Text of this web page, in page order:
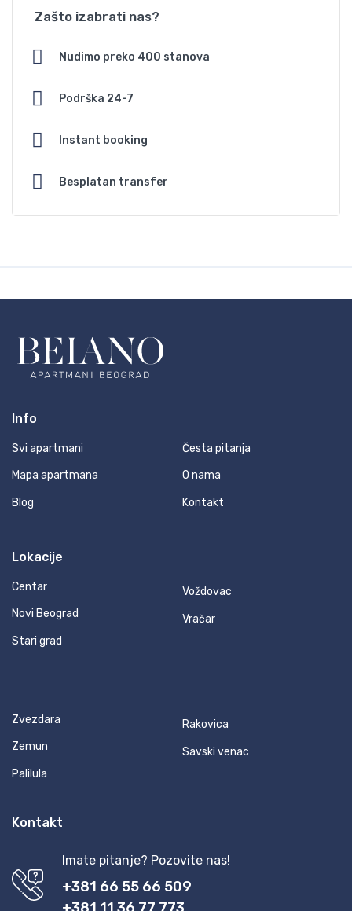
Zašto izabrati nas?
Nudimo preko 400 stanova
Podrška 24-7
Instant booking
Besplatan transfer
Info
Svi apartmani
Mapa apartmana
Blog
Česta pitanja
O nama
Kontakt
Lokacije
Centar
Novi Beograd
Stari grad
Voždovac
Vračar
Zvezdara
Zemun
Palilula
Rakovica
Savski venac
Kontakt
Imate pitanje? Pozovite nas!
+381 66 55 66 509